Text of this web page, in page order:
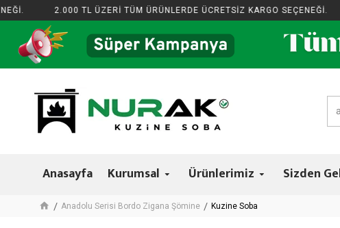
2.000 TL ÜZERİ TÜM ÜRÜNLERDE ÜCRETSİZ KARGO SEÇENEĞİ.
Anasayfa Kurumsal Ürünlerimiz Sizden
Anadolu Serisi Bordo Zigana Şömine Kuzine Soba